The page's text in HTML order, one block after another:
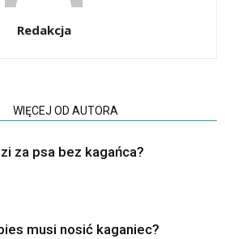
Redakcja
WIĘCEJ OD AUTORA
za psa bez kagańca?
musi nosić kaganiec?